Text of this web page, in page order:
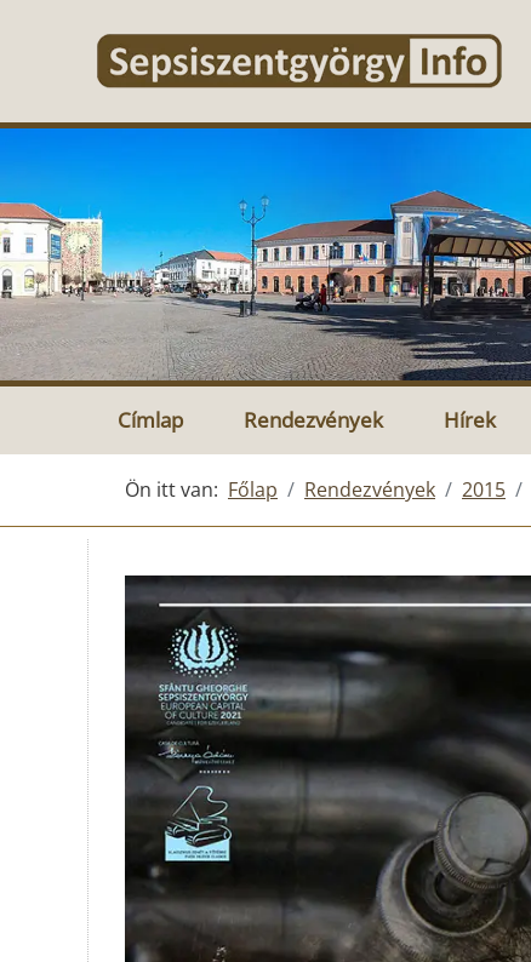
Címlap Rendezvények Hírek
Ön itt van: Főlap Rendezvények 2015